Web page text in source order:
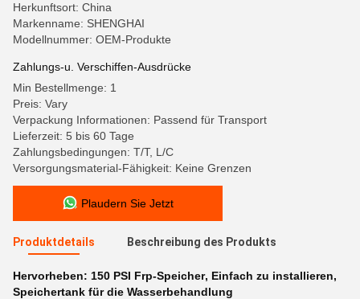
Herkunftsort: China
Markenname: SHENGHAI
Modellnummer: OEM-Produkte
Zahlungs-u. Verschiffen-Ausdrücke
Min Bestellmenge: 1
Preis: Vary
Verpackung Informationen: Passend für Transport
Lieferzeit: 5 bis 60 Tage
Zahlungsbedingungen: T/T, L/C
Versorgungsmaterial-Fähigkeit: Keine Grenzen
Plaudern Sie Jetzt
Produktdetails Beschreibung des Produkts
Hervorheben: 150 PSI Frp-Speicher, Einfach zu installieren,
Speichertank für die Wasserbehandlung